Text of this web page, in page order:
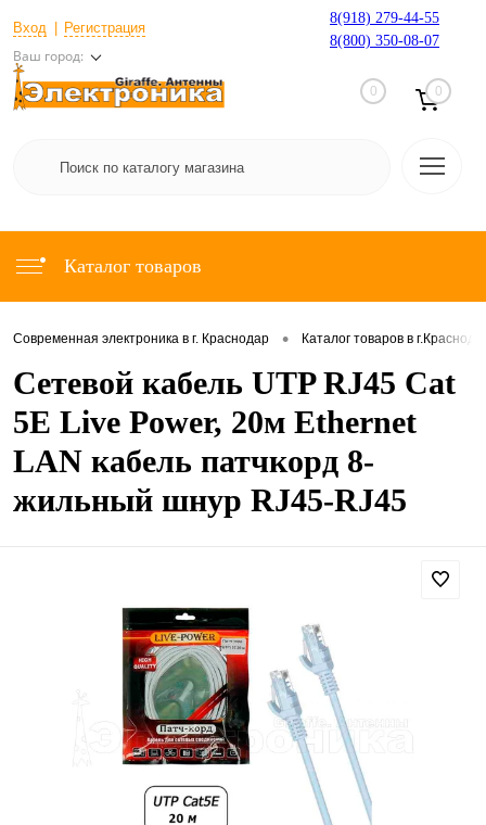
Вход Регистрация
Ваш город:
8(918) 279-44-55
8(800) 350-08-07
0 0
Каталог товаров
Современная электроника в г. Краснодар • Каталог товаров в
Сетевой кабель UTP RJ45 Cat
5E Live Power, 20м Ethernet
LAN кабель патчкорд 8-
жильный шнур RJ45-RJ45